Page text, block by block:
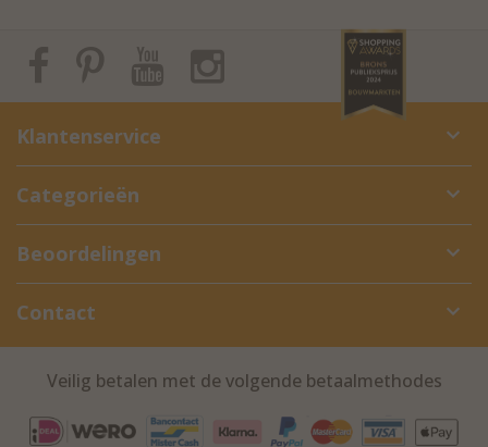
Klantenservice
Categorieën
Beoordelingen
Contact
Veilig betalen met de volgende betaalmethodes